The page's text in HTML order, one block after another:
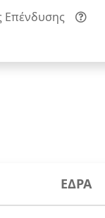
ΕΔΡΑ